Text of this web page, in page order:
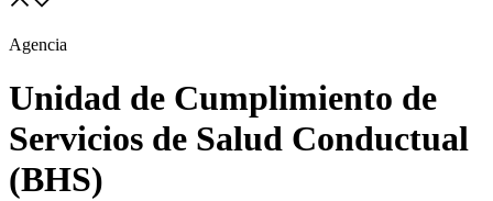
Agencia
Unidad de Cumplimiento de
Servicios de Salud Conductual
(BHS)